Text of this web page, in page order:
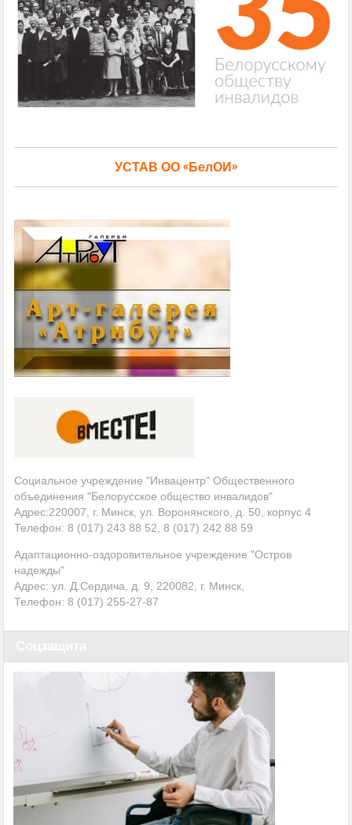
УСТАВ ОО «БелОИ»
Социальное учреждение "Инвацентр" Общественного
объединения "Белорусское общество инвалидов"
Адрес:220007, г. Минск, ул. Воронянского, д. 50, корпус 4
Телефон: 8 (017) 243 88 52, 8 (017) 242 88 59
Адаптационно-оздоровительное учреждение "Остров
надежды"
Адрес: ул. Д.Сердича, д. 9, 220082, г. Минск,
Телефон: 8 (017) 255-27-87